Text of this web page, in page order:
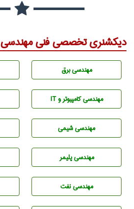
دیکشنری تخصصی فنی مهندسی
مهندسی برق
مهندسی كامپيوتر و IT
مهندسي شيمی
مهندسی پليمر
مهندسی نفت